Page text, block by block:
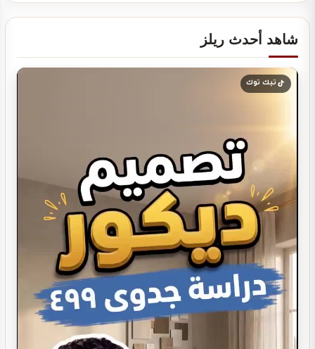
تصميم ديكور صيدلية مستلزمات العناية
تصميم بوفيه مودرن
تصميم ديكور بوفية و كافيتيريا
شاهد أحدث ريلز
تيك توك